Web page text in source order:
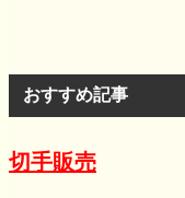
おすすめ記事
切手販売